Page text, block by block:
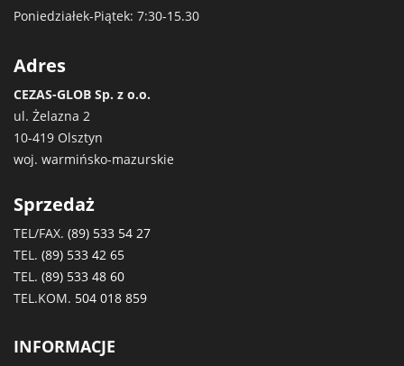
Poniedziałek-Piątek: 7:30-15.30
Adres
CEZAS-GLOB Sp. z o.o.
ul. Żelazna 2
10-419 Olsztyn
woj. warmińsko-mazurskie
Sprzedaż
TEL/FAX. (89) 533 54 27
TEL. (89) 533 42 65
TEL. (89) 533 48 60
TEL.KOM. 504 018 859
INFORMACJE